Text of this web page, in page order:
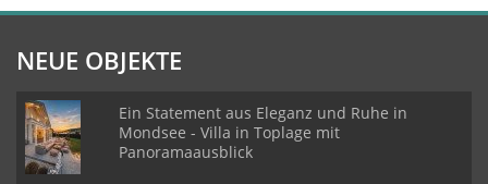
NEUE OBJEKTE
Ein Statement aus Eleganz und Ruhe in
Mondsee - Villa in Toplage mit
Panoramaausblick